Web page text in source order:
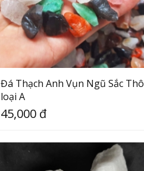
Đá Thạch Anh Vụn Ngũ Sắc Thô
loại A
45,000 đ